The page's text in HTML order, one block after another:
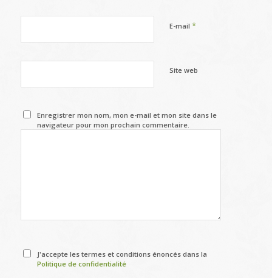
E-mail *
Site web
Enregistrer mon nom, mon e-mail et mon site dans le
navigateur pour mon prochain commentaire.
J'accepte les termes et conditions énoncés dans la
Politique de confidentialité